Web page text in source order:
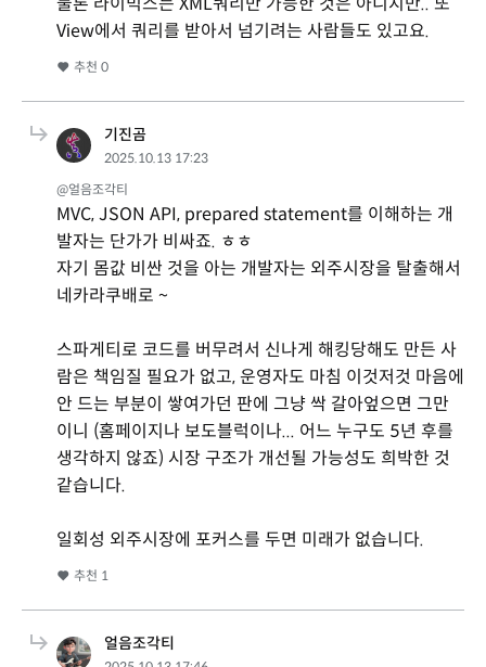
View에서 쿼리를 받아서 넘기려는 사람들도 있고요.
추천 0
기진곰
2025.10.13 17:23
@얼음조각티
MVC, JSON API, prepared statement를 이해하는 개
발자는 단가가 비싸죠. ㅎㅎ
자기 몸값 비싼 것을 아는 개발자는 외주시장을 탈출해서
네카라쿠배로 ~
스파게티로 코드를 버무려서 신나게 해킹당해도 만든 사
람은 책임질 필요가 없고, 운영자도 마침 이것저것 마음에
안 드는 부분이 쌓여가던 판에 그냥 싹 갈아엎으면 그만
이니 (홈페이지나 보도블럭이나... 어느 누구도 5년 후를
생각하지 않죠) 시장 구조가 개선될 가능성도 희박한 것
같습니다.
일회성 외주시장에 포커스를 두면 미래가 없습니다.
추천 1
얼음조각티